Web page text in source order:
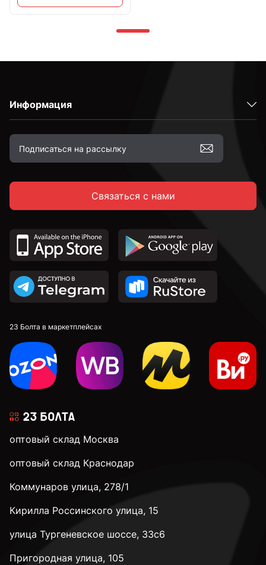
Информация
Связаться с нами
23 Болта в маркетплейсах
оптовый склад Москва
оптовый склад Краснодар
Коммунаров улица, 278/1
Кирилла Россинского улица, 15
улица Тургеневское шоссе, 33с6
Пригородная улица, 105